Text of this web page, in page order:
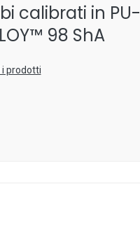
calibrati in PU-
98 ShA
prodotti